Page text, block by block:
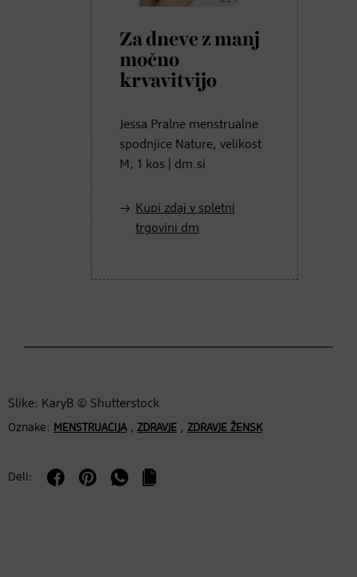
Za dneve z manj
močno
krvavitvijo
Jessa Pralne menstrualne
spodnjice Nature, velikost
M, 1 kos | dm.si
Kupi zdaj v spletni
trgovini dm
Slike: KaryB © Shutterstock
Oznake: MENSTRUACIJA, ZDRAVJE , ZDRAVJE ŽENSK
Deli: